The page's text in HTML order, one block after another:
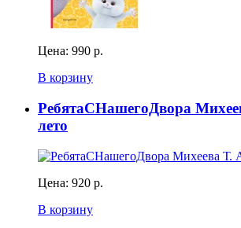
Цена: 990 р.
В корзину
РебятаСНашегоДвора
лето
Цена: 920 р.
В корзину